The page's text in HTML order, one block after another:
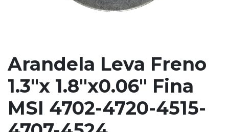
Arandela Leva Freno
1.3"x 1.8"x0.06" Fina
MSI 4702-4720-4515-